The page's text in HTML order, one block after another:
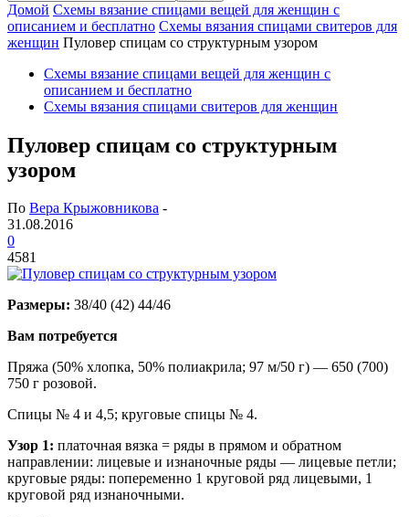
Домой Схемы вязание спицами вещей для женщин с
описанием и бесплатно Схемы вязания спицами свитеров для
женщин Пуловер спицам со структурным узором
Схемы вязание спицами вещей для женщин с
описанием и бесплатно
Схемы вязания спицами свитеров для женщин
Пуловер спицам со структурным
узором
По Вера Крыжовникова -
31.08.2016
0
4581
Размеры: 38/40 (42) 44/46
Вам потребуется
Пряжа (50% хлопка, 50% полиакрила; 97 м/50 г) — 650 (700)
750 г розовой.
Спицы № 4 и 4,5; круговые спицы № 4.
Узор 1: платочная вязка = ряды в прямом и обратном
направлении: лицевые и изнаночные ряды — лицевые петли;
круговые ряды: попеременно 1 круговой ряд лицевыми, 1
круговой ряд изнаночными.